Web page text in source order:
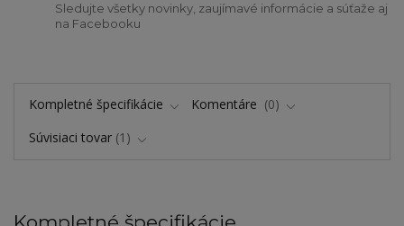
Sledujte všetky novinky, zaujímavé informácie a súťaže aj
na Facebooku
Kompletné špecifikácie Komentáre
0
Súvisiaci tovar 1